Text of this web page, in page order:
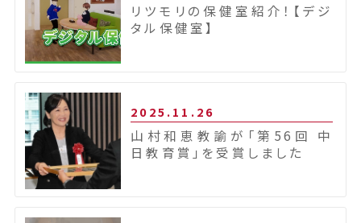
リツモリの保健室紹介！【デジ
タル保健室】
2025.11.26
山村和恵教諭が「第56回 中
日教育賞」を受賞しました